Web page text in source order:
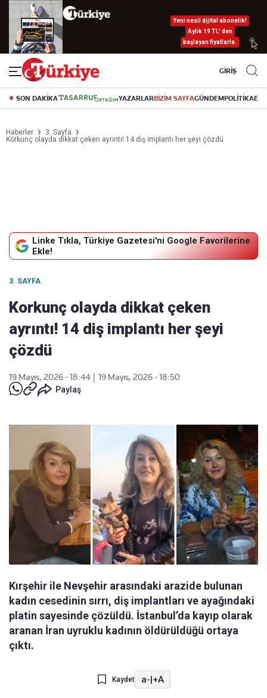
Yeni nesil dijital abonelik!
Aylık 19 TL’ den
başlayan fiyatlarla.
GİRİŞ
SON DAKİKA YAZARLARBİZİM SAYFAGÜNDEMPOLİTİKA
Haberler
3. Sayfa
Korkunç olayda dikkat çeken ayrıntı! 14 diş implantı her şeyi çözdü
Linke Tıkla, Türkiye Gazetesi'ni Google Favorilerine
Ekle!
3. SAYFA
Korkunç olayda dikkat çeken
ayrıntı! 14 diş implantı her şeyi
çözdü
19 Mayıs, 2026 - 18:44
19 Mayıs, 2026 - 18:50
Paylaş
Kırşehir ile Nevşehir arasındaki arazide bulunan
kadın cesedinin sırrı, diş implantları ve ayağındaki
platin sayesinde çözüldü. İstanbul’da kayıp olarak
aranan İran uyruklu kadının öldürüldüğü ortaya
çıktı.
Kaydet a-|+A